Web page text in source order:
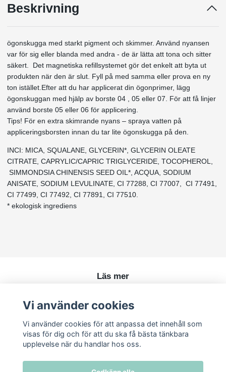
Beskrivning
ögonskugga med starkt pigment och skimmer. Använd nyansen
var för sig eller blanda med andra - de är lätta att tona och sitter
säkert. Det magnetiska refillsystemet gör det enkelt att byta ut
produkten när den är slut. Fyll på med samma eller prova en ny
ton istället.Efter att du har applicerat din ögonprimer, lägg
ögonskuggan med hjälp av borste 04 , 05 eller 07. För att få linjer
använd borste 05 eller 06 för applicering.
Tips! För en extra skimrande nyans – spraya vatten på
appliceringsborsten innan du tar lite ögonskugga på den.
INCI: MICA, SQUALANE, GLYCERIN*, GLYCERIN OLEATE
CITRATE, CAPRYLIC/CAPRIC TRIGLYCERIDE, TOCOPHEROL,
SIMMONDSIA CHINENSIS SEED OIL*, ACQUA, SODIUM
ANISATE, SODIUM LEVULINATE, CI 77288, CI 77007, CI 77491,
CI 77499, CI 77492, CI 77891, CI 77510.
* ekologisk ingrediens
Läs mer
Kontakt
Vi använder cookies
Vi använder cookies för att anpassa det innehåll som
visas för dig och för att du ska få bästa tänkbara
upplevelse när du handlar hos oss.